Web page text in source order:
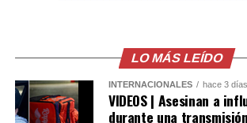
millones de dólares para Pemex al
trimestre, cifra que representa un
en comparación con el mismo período
LO MÁS LEÍDO
INTERNACIONALES hace 3 días
VIDEOS | Asesinan a
durante una